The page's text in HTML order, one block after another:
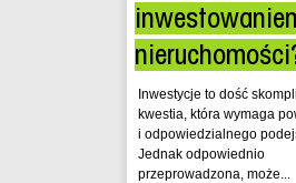
Inwestycje to dość
kwestia, która wymaga
i odpowiedzialnego
Jednak odpowiednio
przeprowadzona, może...